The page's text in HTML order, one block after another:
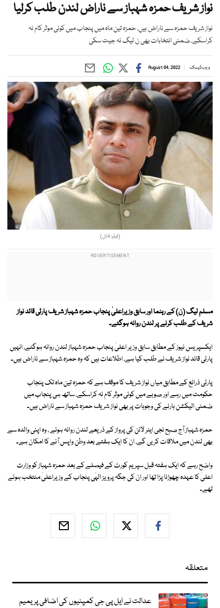
نواز شریف حمزہ شہباز سے ناراض لندن طلب کرلیا
نواز شریف حمزہ سے ناراض ہیں، حمزہ تین ماہ میں پنجاب میں کوئی موثر کام نہ
کراسکے، ضمنی انتخابات بھی ن لیگ نہ جیت سکی
ویب ڈیسک August 04, 2022
(فوٹو: فائل)
مسلم لیگ (ن) کے رہنما اور سابق وزیراعلیٰ پنجاب حمزہ شہباز شریف پارٹی قائد نواز
شریف کے طلب کرنے پر لندن روانہ ہوگئے۔
ایکسپریس نیوز کے مطابق سابق وزیر اعلیٰ پنجاب حمزہ شہباز لندن روانہ ہوگئے، انہیں
پارٹی قائد نواز شریف نے طلب کیا ہے، اطلاعات ہیں کہ وہ حمزہ شہباز سے ناراض ہیں۔
پارٹی ذرائع کے مطابق میاں نواز شریف کا موقف ہے کہ حمزہ تین ماہ تک پنجاب
حکومت میں رہے اور صوبے میں کوئی موثر کام نہ کراسکے، ساتھ ہی پنجاب میں
ضمنی الیکشن ہارنے کی وجوہات پر بھی نواز شریف حمزہ شہباز سے ناراض ہیں۔
حمزہ شہباز آج صبح نجی ایئر لائن کی پرواز کے ذریعے لندن روانہ ہوئے ، وہ اپنی والدہ سے
بھی لندن میں ملاقات کریں گے، ان کا ایک ہفتے بعد وطن واپس آنے کا امکان ہے۔
واضح رہے کہ ایک ہفتہ قبل سپریم کورٹ کے فیصلے کے بعد حمزہ شہباز کو وزارت
اعلیٰ کا عہدہ چھوڑنا پڑا تھا اور ان کی جگہ پرویز الہٰی پنجاب کے وزیراعلیٰ منتخب ہوئے
تھے۔
متعلقہ
عدالت نے ایل پی جی کمپنیوں کی اضافی پریمیم